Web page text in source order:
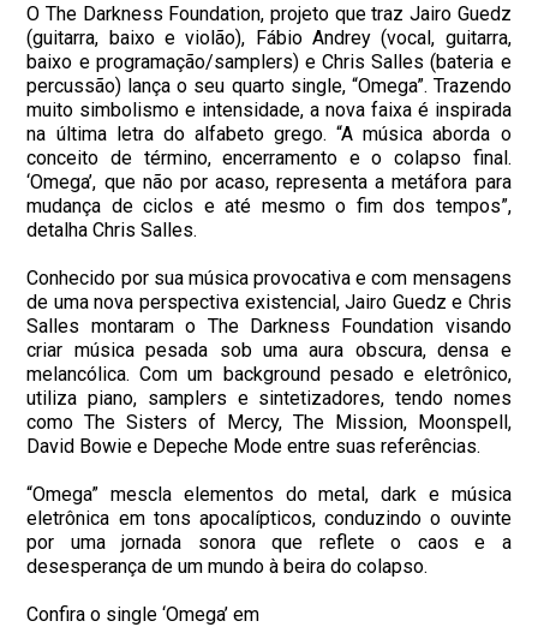
O The Darkness Foundation, projeto que traz Jairo Guedz
(guitarra, baixo e violão), Fábio Andrey (vocal, guitarra,
baixo e programação/samplers) e Chris Salles (bateria e
percussão) lança o seu quarto single, “Omega”. Trazendo
muito simbolismo e intensidade, a nova faixa é inspirada
na última letra do alfabeto grego. “A música aborda o
conceito de término, encerramento e o colapso final.
‘Omega’, que não por acaso, representa a metáfora para
mudança de ciclos e até mesmo o fim dos tempos”,
detalha Chris Salles.
Conhecido por sua música provocativa e com mensagens
de uma nova perspectiva existencial, Jairo Guedz e Chris
Salles montaram o The Darkness Foundation visando
criar música pesada sob uma aura obscura, densa e
melancólica. Com um background pesado e eletrônico,
utiliza piano, samplers e sintetizadores, tendo nomes
como The Sisters of Mercy, The Mission, Moonspell,
David Bowie e Depeche Mode entre suas referências.
“Omega” mescla elementos do metal, dark e música
eletrônica em tons apocalípticos, conduzindo o ouvinte
por uma jornada sonora que reflete o caos e a
desesperança de um mundo à beira do colapso.
Confira o single ‘Omega’ em